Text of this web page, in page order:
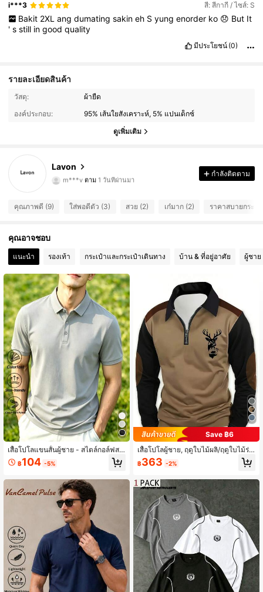
i***3 สี: สีกากี / ไซส์: S
Bakit 2XL ang dumating sakin eh S yung enorder ko 😞 But It
'sstill ingoodquality
มีประโยชน์ (0)
รายละเอียดสินค้า
วัสดุ:
ผ้ายืด
องค์ประกอบ:
95% เส้นใยสังเคราะห์, 5% แปนเด็กซ์
ดูเพิ่มเติม
Lavon
8 ผู้ติดตาม
m***v
4.64
8 ผู้ติดตาม
4.64 8 ผู้ติดตาม
กำลังติดตาม
คุณภาพดี (9) ใส่พอดีตัว (3) สวย (2) เก๋มาก (2) ราคาสบายกระเป๋
คุณอาจชอบ
แนะนำ รองเท้า กระเป๋าและกระเป๋าเดินทาง บ้าน & ที่อยู่อาศัย ผู้ชาย
เสื้อโปโลแขนสั้นผู้ชาย - สไตล์กอล์ฟสป
อร์ต - สไตล์กีฬาพร้อมใช้งาน
฿104 -5%
Save ฿6
เสื้อโปโลผู้ชาย, ฤดูใบไม้ผลิ/ฤดูใบไม้ร่ว
ง/ฤดูหนาว, ลายพิมพ์กวางหนังกลับแบ
บบล็อกสี, คอซิปครึ่งตัว, แขนยาว, ผ้าบ
ชีวิตประจำวันและกิจกรรมกีฬากลางแจ้
ง
฿363 -2%